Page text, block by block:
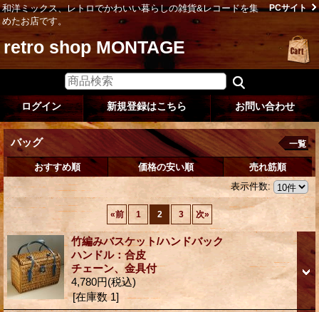
和洋ミックス、レトロでかわいい暮らしの雑貨&レコードを集
めたお店です。
PCサイト
retro shop MONTAGE
ログイン 新規登録はこちら お問い合わせ
バッグ 一覧
おすすめ順 価格の安い順
売れ筋順
表示件数:
«前 1 2 3 次»
竹編みバスケット/ハンドバック
ハンドル：合皮
チェーン、金具付
4,780円(税込)
[在庫数 1]